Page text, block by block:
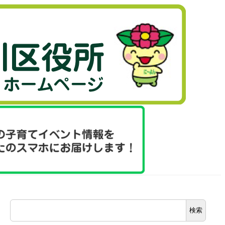
検
索
検索